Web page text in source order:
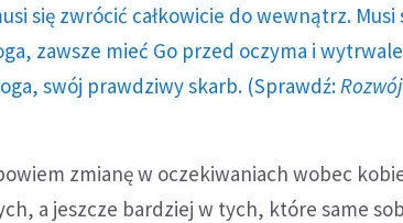
się zwrócić całkowicie do wewnątrz. Musi
zawsze mieć Go przed oczyma i
swój prawdziwy skarb. (Sprawdź:
zmianę w oczekiwaniach wobec
a jeszcze bardziej w tych, które same